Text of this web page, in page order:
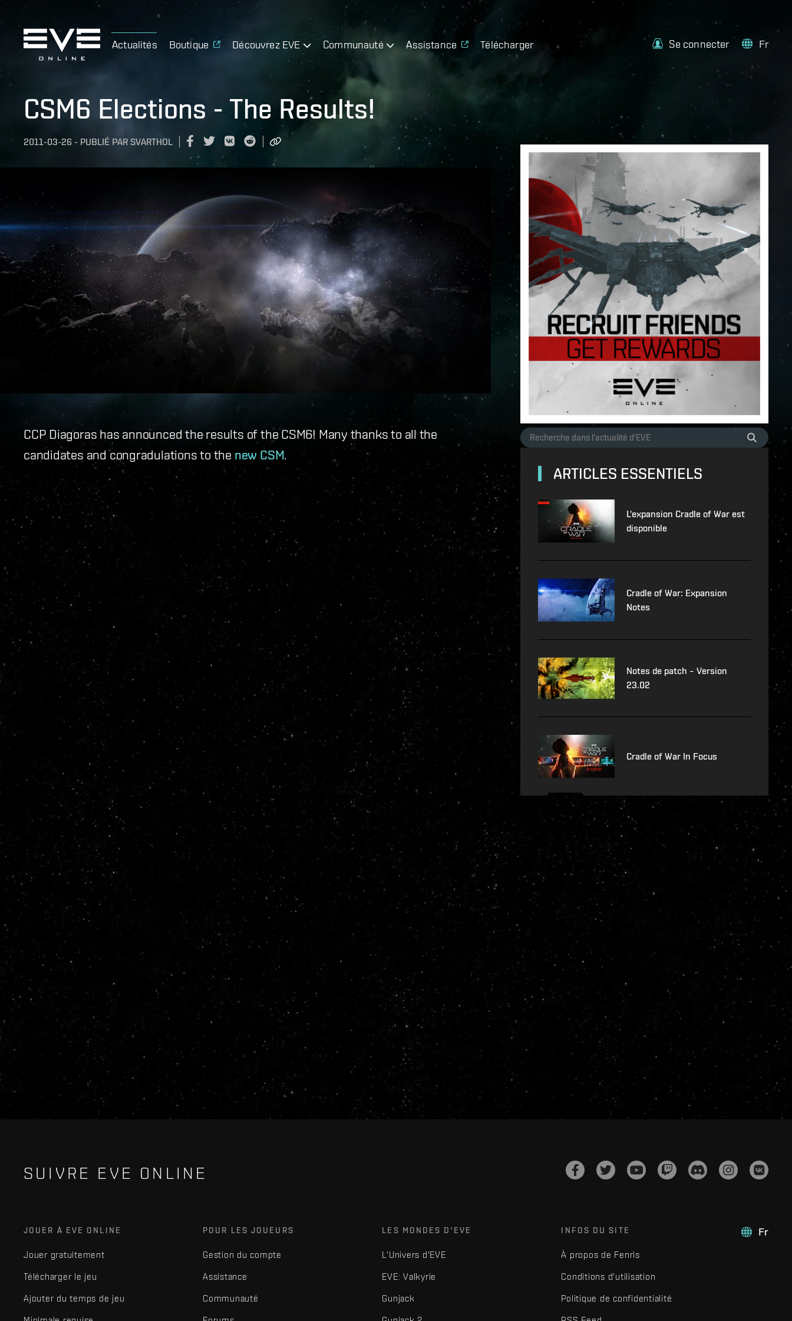
Actualités Boutique Découvrez EVE Communauté Assistance Télécharger Se connecter Fr
CSM6 Elections - The Results!
2011-03-26 - PUBLIÉ PAR SVARTHOL
CCP Diagoras has announced the results of the CSM6! Many thanks to all the
candidates and congradulations to thenew CSM.
ARTICLES ESSENTIELS
L'expansion Cradle of War est
disponible
Cradle of War: Expansion
Notes
Notes de patch – Version
23.02
Cradle of War In Focus
SUIVRE EVE ONLINE
Fr
JOUER À EVE ONLINE
Jouer gratuitement
Télécharger le jeu
Ajouter du temps de jeu
POUR LES JOUEURS
Gestion du compte
Assistance
Communauté
LES MONDES D'EVE
L'Univers d'EVE
EVE: Valkyrie
Gunjack
INFOS DU SITE
À propos de Fenris
Conditions d'utilisation
Politique de confidentialité